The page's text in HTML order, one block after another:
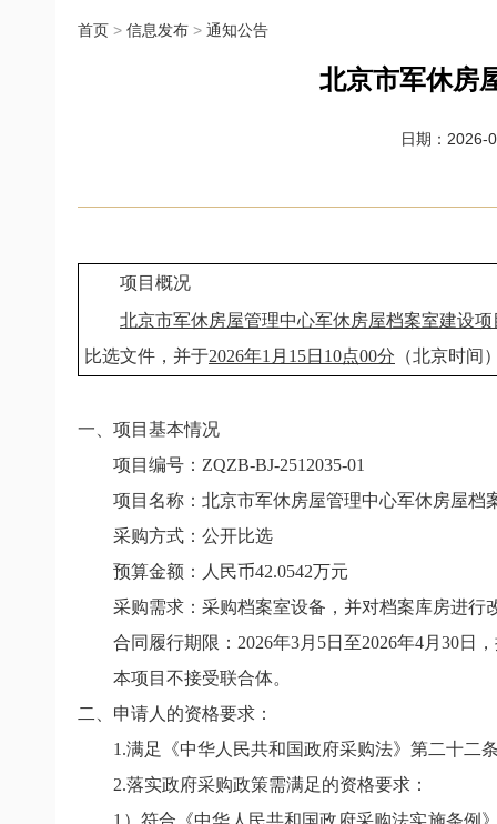
首页 > 信息发布 > 通知公告
北京市军休房
日期：2026-
项目概况
北京市军休房屋管理中心军休房屋档案室建设项
比选文件，并于2026年1月15日10点00分 （北京时间
一、项目基本情况
项目编号：ZQZB-BJ-2512035-01
项目名称：北京市军休房屋管理中心军休房屋档
采购方式：公开比选
预算金额：人民币42.0542万元
采购需求：采购档案室设备，并对档案库房进行
合同履行期限：2026年3月5日至2026年4月30日
本项目不接受联合体。
二、申请人的资格要求：
1.满足《中华人民共和国政府采购法》第二十二
2.落实政府采购政策需满足的资格要求：
1）符合《中华人民共和国政府采购法实施条例》